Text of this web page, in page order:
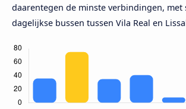
daarentegen de minste verbindingen, met
dagelijkse bussen tussen Vila Real en